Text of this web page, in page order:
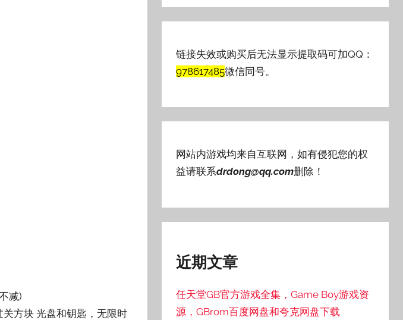
减)
方块 光盘和钥匙，无限时
链接失效或购买后无法显示提取码可加QQ：
978617485微信同号。
网站内游戏均来自互联网，如有侵犯您的权
益请联系drdong@qq.com删除！
近期文章
任天堂GB官方游戏全集，Game Boy游戏资
源，GBrom百度网盘和夸克网盘下载